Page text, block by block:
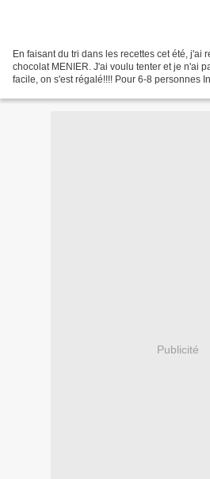
En faisant du tri dans les recettes cet été, j'ai
chocolat MENIER. J'ai voulu tenter et je n'ai
facile, on s'est régalé!!!! Pour 6-8 personnes
Publicité